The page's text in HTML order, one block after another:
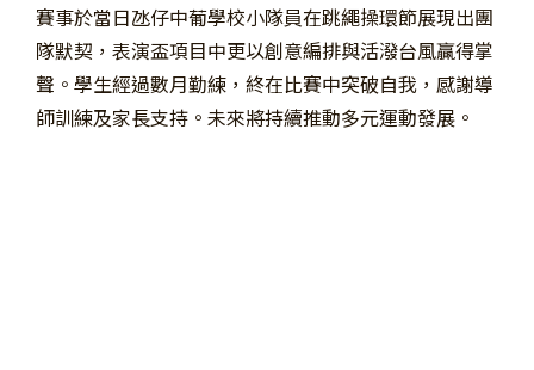
賽事於當日氹仔中葡學校小隊員在跳繩操環節展現出團
隊默契，表演盃項目中更以創意編排與活潑台風贏得掌
聲。學生經過數月勤練，終在比賽中突破自我，感謝導
師訓練及家長支持。未來將持續推動多元運動發展。